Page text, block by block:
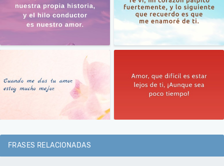
FRASES RELACIONADAS